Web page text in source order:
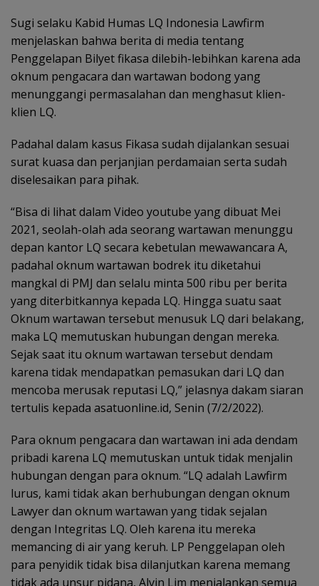
Sugi selaku Kabid Humas LQ Indonesia Lawfirm
menjelaskan bahwa berita di media tentang
Penggelapan Bilyet fikasa dilebih-lebihkan karena ada
oknum pengacara dan wartawan bodong yang
menunggangi permasalahan dan menghasut klien-
klien LQ.
Padahal dalam kasus Fikasa sudah dijalankan sesuai
surat kuasa dan perjanjian perdamaian serta sudah
diselesaikan para pihak.
“Bisa di lihat dalam Video youtube yang dibuat Mei
2021, seolah-olah ada seorang wartawan menunggu
depan kantor LQ secara kebetulan mewawancara A,
padahal oknum wartawan bodrek itu diketahui
mangkal di PMJ dan selalu minta 500 ribu per berita
yang diterbitkannya kepada LQ. Hingga suatu saat
Oknum wartawan tersebut menusuk LQ dari belakang,
maka LQ memutuskan hubungan dengan mereka.
Sejak saat itu oknum wartawan tersebut dendam
karena tidak mendapatkan pemasukan dari LQ dan
mencoba merusak reputasi LQ,” jelasnya dakam siaran
tertulis kepada asatuonline.id, Senin (7/2/2022).
Para oknum pengacara dan wartawan ini ada dendam
pribadi karena LQ memutuskan untuk tidak menjalin
hubungan dengan para oknum. “LQ adalah Lawfirm
lurus, kami tidak akan berhubungan dengan oknum
Lawyer dan oknum wartawan yang tidak sejalan
dengan Integritas LQ. Oleh karena itu mereka
memancing di air yang keruh. LP Penggelapan oleh
para penyidik tidak bisa dilanjutkan karena memang
tidak ada unsur pidana, Alvin Lim menjalankan semua